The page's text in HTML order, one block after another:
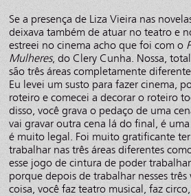
Se a presença de Liza Vieira nas
deixava também de atuar no teatro e
estreei no cinema acho que foi com o
Mulheres, do Clery Cunha. Nossa,
são três áreas completamente
Eu levei um susto para fazer cinema,
roteiro e comecei a decorar o roteiro
disso, você grava o pedaço de uma
vai gravar outra cena lá do final, é
é muito legal. Foi muito gratificante
trabalhar nas três áreas diferentes
esse jogo de cintura de poder
porque depois de trabalhar nesses
coisa, você faz teatro musical, faz